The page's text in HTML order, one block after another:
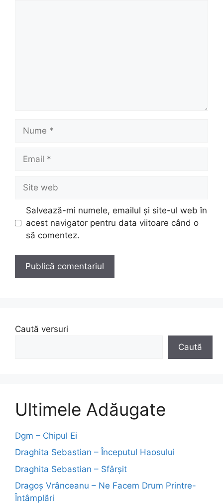
Nume
Email
Site
web
Salvează-mi numele, emailul și site-ul web în
acest navigator pentru data viitoare când o
să comentez.
Caută versuri
Caută
Ultimele Adăugate
Dgm – Chipul Ei
Draghita Sebastian – Începutul Haosului
Draghita Sebastian – Sfârșit
Dragoş Vrânceanu – Ne Facem Drum Printre-
Întâmplări